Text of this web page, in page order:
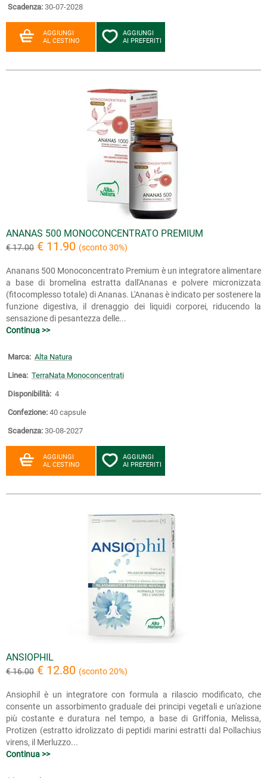
Scadenza: 30-07-2028
AGGIUNGI
AL CESTINO
AGGIUNGI
AI PREFERITI
ANANAS 500 MONOCONCENTRATO PREMIUM
€ 17.00 € 11.90 (sconto 30%)
Ananans 500 Monoconcentrato Premium è un integratore alimentare
a base di bromelina estratta dall'Ananas e polvere micronizzata
(fitocomplesso totale) di Ananas. L'Ananas è indicato per sostenere la
funzione digestiva, il drenaggio dei liquidi corporei, riducendo la
sensazione di pesantezza delle...
Continua >>
Marca: Alta Natura
Linea: TerraNata Monoconcentrati
Disponibilità: 4
Confezione: 40 capsule
Scadenza: 30-08-2027
AGGIUNGI
AL CESTINO
AGGIUNGI
AI PREFERITI
ANSIOPHIL
€ 16.00 € 12.80 (sconto 20%)
Ansiophil è un integratore con formula a rilascio modificato, che
consente un assorbimento graduale dei principi vegetali e un'azione
più costante e duratura nel tempo, a base di Griffonia, Melissa,
Protizen (estratto idrolizzato di peptidi marini estratti dal Pollachius
virens, il Merluzzo...
Continua >>